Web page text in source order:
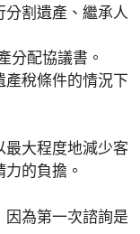
分割遺產、繼承人
分配協議書。
稅條件的情況下
最大程度地減少客
的負擔。
為第一次諮詢是